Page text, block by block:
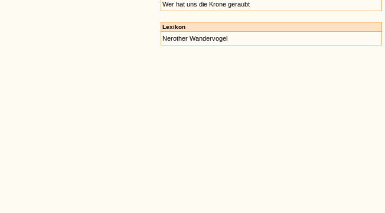
Wer hat uns die Krone geraubt
Lexikon
Nerother Wandervogel